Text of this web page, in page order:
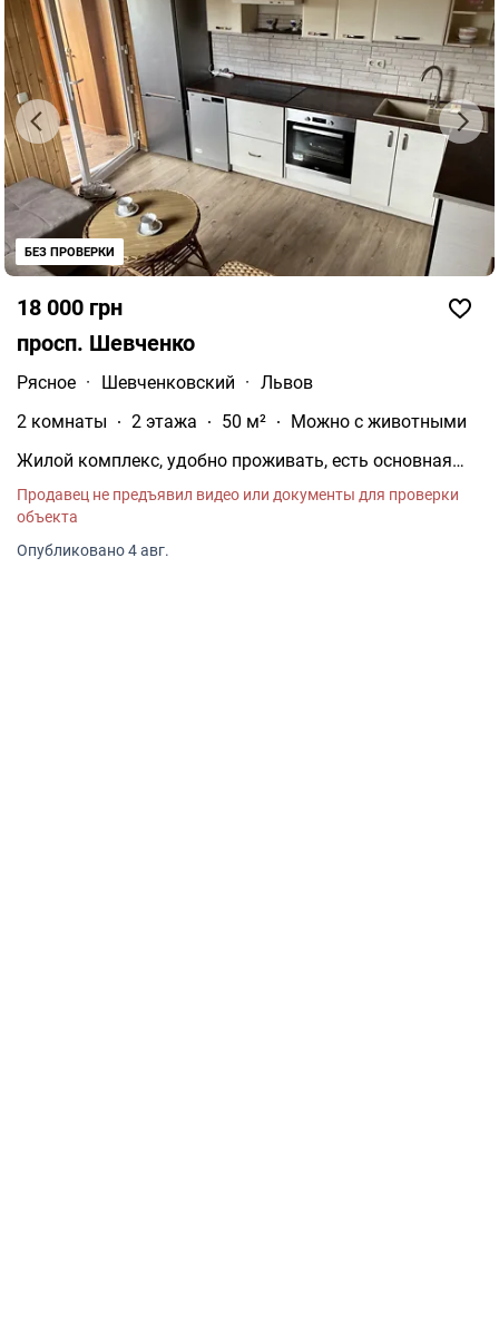
18 000 грн
просп. Шевченко
Рясное · Шевченковский · Львов
2 комнаты
2 этажа 50 м²
Можно с животными
Жилой комплекс, удобно проживать, есть основная
в коридоре, огромный современный душ, компактные
комнаты, сад место для прогулок, близко к центру,
въезд с центральной улицы и со стороны сада, стены и
Продавец не предъявил видео или документы для проверки
объекта
Опубликовано 4 авг.
БЕЗ ПРОВЕРКИ